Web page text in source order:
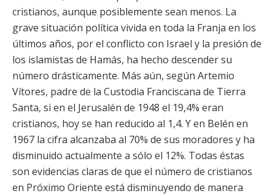
cristianos, aunque posiblemente sean menos. La
grave situación política vivida en toda la Franja en los
últimos años, por el conflicto con Israel y la presión de
los islamistas de Hamás, ha hecho descender su
número drásticamente. Más aún, según Artemio
Vítores, padre de la Custodia Franciscana de Tierra
Santa, si en el Jerusalén de 1948 el 19,4% eran
cristianos, hoy se han reducido al 1,4. Y en Belén en
1967 la cifra alcanzaba al 70% de sus moradores y ha
disminuido actualmente a sólo el 12%. Todas éstas
son evidencias claras de que el número de cristianos
en Próximo Oriente está disminuyendo de manera